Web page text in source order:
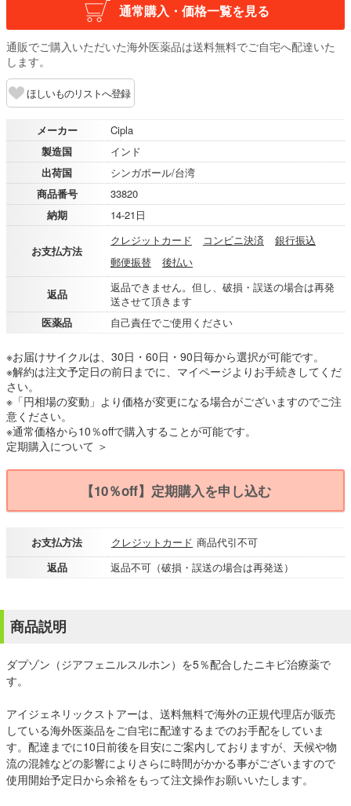
通常購入・価格一覧を見る
通販でご購入いただいた海外医薬品は送料無料でご自宅へ配達いた
します。
ほしいものリストへ登録
メーカー
Cipla
製造国
インド
出荷国
シンガポール/台湾
商品番号
33820
納期
14-21日
お支払方法
クレジットカード コンビニ決済
銀行振込
郵便振替
後払い
返品
返品できません。但し、破損・誤送の場合は再発
送させて頂きます
医薬品
自己責任でご使用ください
※お届けサイクルは、30日・60日・90日毎から選択が可能です。
※解約は注文予定日の前日までに、マイページよりお手続きしてくだ
さい。
※「円相場の変動」より価格が変更になる場合がございますのでご注
意ください。
※通常価格から10％offで購入することが可能です。
定期購入について ＞
【10％off】定期購入を申し込む
お支払方法 クレジットカード 商品代引不可
返品
返品不可（破損・誤送の場合は再発送）
商品説明
ダプゾン（ジアフェニルスルホン）を5％配合したニキビ治療薬で
す。
アイジェネリックストアーは、送料無料で海外の正規代理店が販売
している海外医薬品をご自宅に配達するまでのお手配をしていま
す。配達までに10日前後を目安にご案内しておりますが、天候や物
流の混雑などの影響によりさらに時間がかかる事がございますので
使用開始予定日から余裕をもって注文操作お願いいたします。